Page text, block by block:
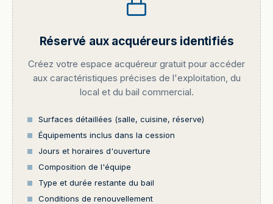
Réservé aux acquéreurs identifiés
Créez votre espace acquéreur gratuit pour accéder
aux caractéristiques précises de l'exploitation, du
local et du bail commercial.
Surfaces détaillées (salle, cuisine, réserve)
Équipements inclus dans la cession
Jours et horaires d'ouverture
Composition de l'équipe
Type et durée restante du bail
Conditions de renouvellement